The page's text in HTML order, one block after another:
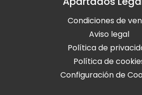
Condiciones de
Aviso legal
Política de
Política de
Configuración de